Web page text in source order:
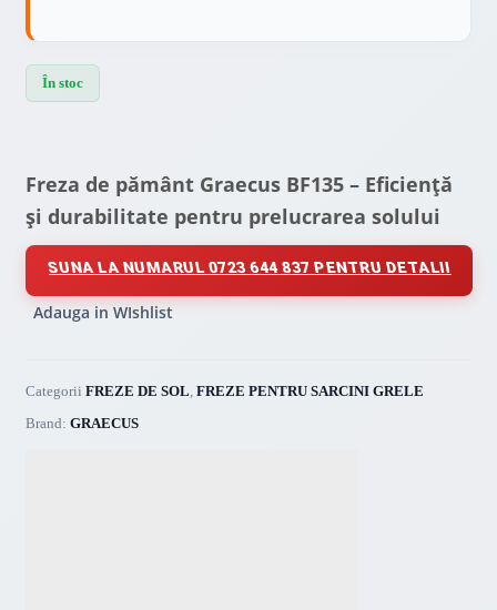
În stoc
Freza de pământ Graecus BF135 – Eficiență
și durabilitate pentru prelucrarea solului
SUNA LA NUMARUL 0723 644 837 PENTRU DETALII
Adauga in WIshlist
Categorii FREZE DE SOL, FREZE PENTRU SARCINI GRELE
Brand: GRAECUS